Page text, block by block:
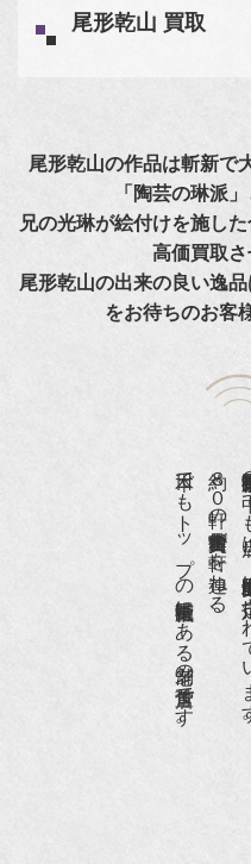
尾形乾山 買取
尾形乾山の作品は斬新で
「陶芸の琳派
兄の光琳が絵付けを施し
高価買取さ
尾形乾山の出来の良い逸
をお待ちのお客
京都祇園骨董街の
約８０軒の古美術骨董商が軒を連ねる、
日本でもトップの祇園骨董街にある老舗の骨董店です。